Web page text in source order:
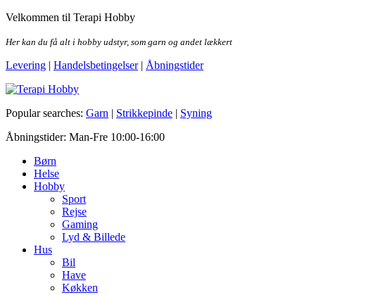
Skip
the
Velkommen til Terapi Hobby
Her kan du få alt i hobby udstyr, som garn og andet lækkert
Levering | Handelsbetingelser| Åbningstider
Terapi Hobby
Popular searches: Garn | Strikkepinde | Syning
Åbningstider: Man-Fre 10:00-16:00
Børn
Helse
Hobby
Sport
Rejse
Gaming
Lyd & Billede
Hus
Bil
Have
Køkken